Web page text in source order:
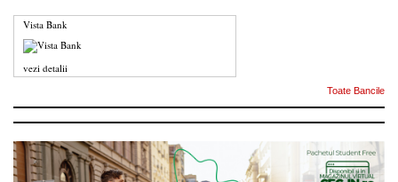
Vista Bank
vezi detalii
Toate Bancile